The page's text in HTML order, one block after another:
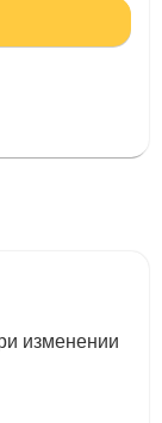
изменении